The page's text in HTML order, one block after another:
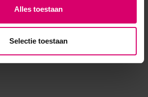
Alles toestaan
Selectie toestaan